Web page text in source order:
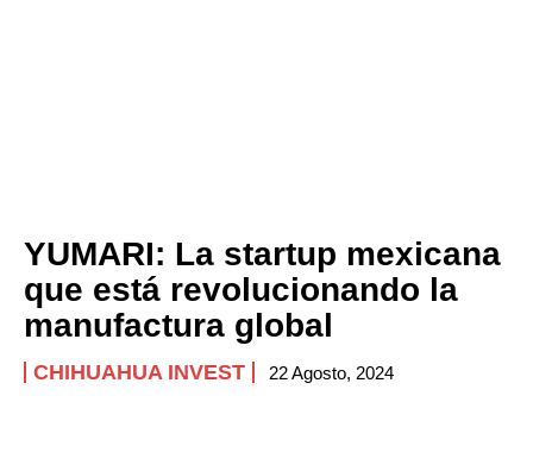
YUMARI: La startup mexicana
que está revolucionando la
manufactura global
CHIHUAHUA INVEST 22 Agosto, 2024